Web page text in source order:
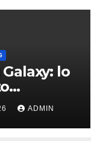
lo
sullo
ADMIN